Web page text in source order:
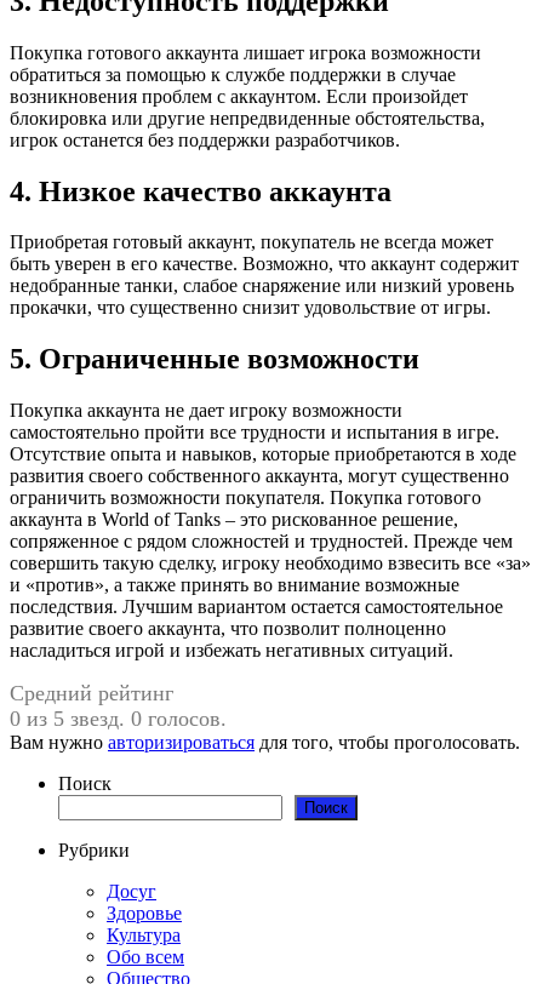
Покупка готового аккаунта лишает игрока возможности
обратиться за помощью к службе поддержки в случае
возникновения проблем с аккаунтом. Если произойдет
блокировка или другие непредвиденные обстоятельства,
игрок останется без поддержки разработчиков.
4. Низкое качество аккаунта
Приобретая готовый аккаунт, покупатель не всегда может
быть уверен в его качестве. Возможно, что аккаунт содержит
недобранные танки, слабое снаряжение или низкий уровень
прокачки, что существенно снизит удовольствие от игры.
5. Ограниченные возможности
Покупка аккаунта не дает игроку возможности
самостоятельно пройти все трудности и испытания в игре.
Отсутствие опыта и навыков, которые приобретаются в ходе
развития своего собственного аккаунта, могут существенно
ограничить возможности покупателя. Покупка готового
аккаунта в World of Tanks – это рискованное решение,
сопряженное с рядом сложностей и трудностей. Прежде чем
совершить такую сделку, игроку необходимо взвесить все «за»
и «против», а также принять во внимание возможные
последствия. Лучшим вариантом остается самостоятельное
развитие своего аккаунта, что позволит полноценно
насладиться игрой и избежать негативных ситуаций.
Средний рейтинг
0 из 5 звезд. 0 голосов.
Вам нужно авторизироваться для того, чтобы проголосовать.
Поиск
Поиск
Рубрики
Досуг
Здоровье
Культура
Обо всем
Общество